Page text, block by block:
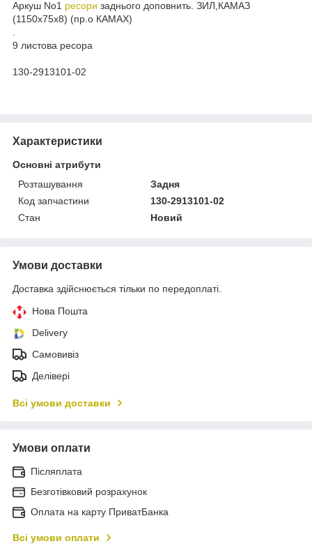
Аркуш No1 ресори заднього доповнить. ЗИЛ,КАМАЗ
(1150х75х8) (пр.о КАМАХ)
9 листова ресора
130-2913101-02
Характеристики
Основні атрибути
Розташування
Задня
Код запчастини
130-2913101-02
Стан
Новий
Умови доставки
Доставка здійснюється тільки по передоплаті.
Нова Пошта
Delivery
Самовивіз
Делівері
Всі умови доставки
Умови оплати
Післяплата
Безготівковий розрахунок
Оплата на карту ПриватБанка
Всі умови оплати